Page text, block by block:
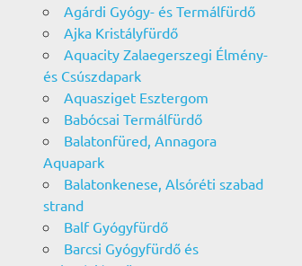
Agárdi Gyógy- és Termálfürdő
Ajka Kristályfürdő
Aquacity Zalaegerszegi Élmény-
és Csúszdapark
Aquasziget Esztergom
Babócsai Termálfürdő
Balatonfüred, Annagora
Aquapark
Balatonkenese, Alsóréti szabad
strand
Balf Gyógyfürdő
Barcsi Gyógyfürdő és